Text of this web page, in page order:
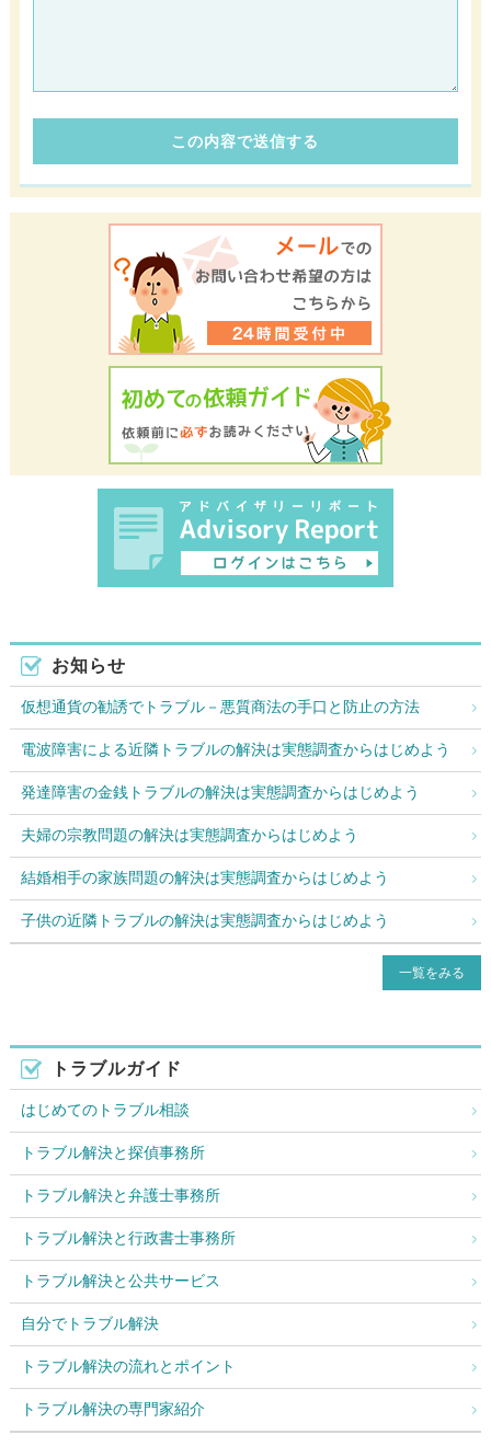
お知らせ
仮想通貨の勧誘でトラブル－悪質商法の手口と防止の方法
電波障害による近隣トラブルの解決は実態調査からはじめよう
発達障害の金銭トラブルの解決は実態調査からはじめよう
夫婦の宗教問題の解決は実態調査からはじめよう
結婚相手の家族問題の解決は実態調査からはじめよう
子供の近隣トラブルの解決は実態調査からはじめよう
一覧をみる
トラブルガイド
はじめてのトラブル相談
トラブル解決と探偵事務所
トラブル解決と弁護士事務所
トラブル解決と行政書士事務所
トラブル解決と公共サービス
自分でトラブル解決
トラブル解決の流れとポイント
トラブル解決の専門家紹介